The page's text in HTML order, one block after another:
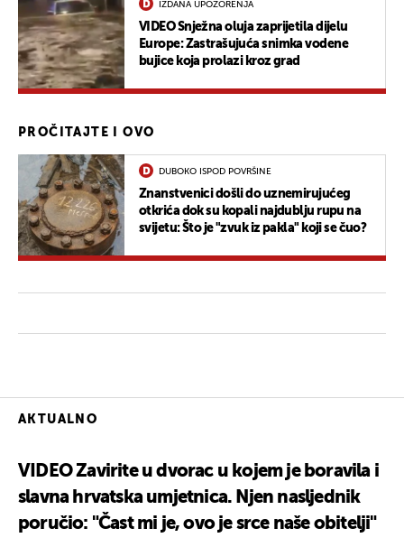
IZDANA UPOZORENJA
VIDEO Snježna oluja zaprijetila dijelu
Europe: Zastrašujuća snimka vodene
bujice koja prolazi kroz grad
PROČITAJTE I OVO
DUBOKO ISPOD POVRŠINE
Znanstvenici došli do uznemirujućeg
otkrića dok su kopali najdublju rupu na
svijetu: Što je "zvuk iz pakla" koji se čuo?
AKTUALNO
VIDEO Zavirite u dvorac u kojem je boravila i
slavna hrvatska umjetnica. Njen nasljednik
poručio: "Čast mi je, ovo je srce naše obitelji"